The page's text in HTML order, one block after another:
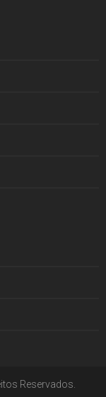
Reservados.